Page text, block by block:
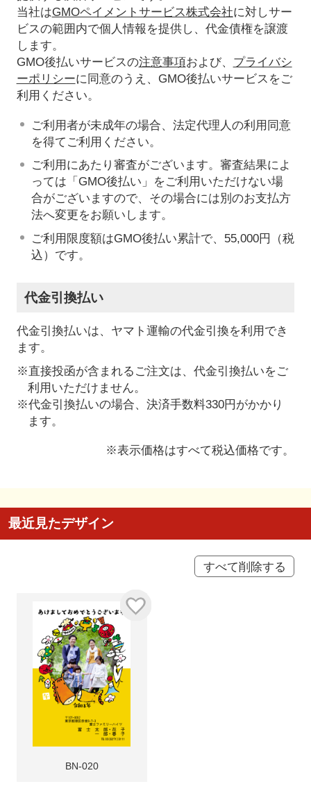
当社はGMOペイメントサービス株式会社に対しサー
ビスの範囲内で個人情報を提供し、代金債権を譲渡
します。
GMO後払いサービスの注意事項および、 プライバシ
ーポリシーに同意のうえ、GMO後払いサービスをご
利用ください。
ご利用者が未成年の場合、法定代理人の利用同意
を得てご利用ください。
ご利用にあたり審査がございます。審査結果によ
っては「GMO後払い」をご利用いただけない場
合がございますので、その場合には別のお支払方
法へ変更をお願いします。
ご利用限度額はGMO後払い累計で、55,000円（税
込）です。
代金引換払い
代金引換払いは、ヤマト運輸の代金引換を利用でき
ます。
※直接投函が含まれるご注文は、代金引換払いをご
利用いただけません。
※代金引換払いの場合、決済手数料330円がかかり
ます。
※表示価格はすべて税込価格です。
最近見たデザイン
すべて削除する
BN-020